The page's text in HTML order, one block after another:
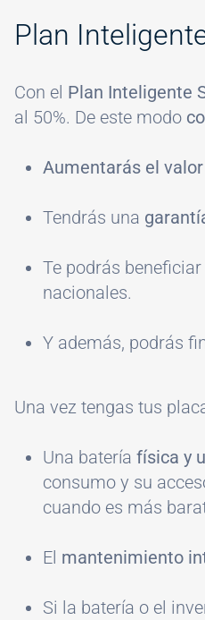
Plan
Con el Plan Inteligente
al 50%. De este modo
Aumentarás el
Tendrás una
Te podrás
nacionales.
Y además, podrás
Una vez tengas tus
Una batería física y
consumo y su
cuando es más
El mantenimiento
Si la batería o el